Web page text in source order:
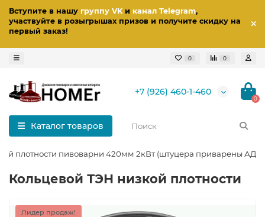
Вступите в нашу группу VKи канал Telegram,
участвуйте в розыгрышах призов и получите скидку на
первый заказ!
0 0
+7 (926) 460-1-460
0
Каталог товаров
плотности пивоварни 420мм 2кВт (штуцера приварены АДС)
Кольцевой ТЭН низкой плотности
Лидер продаж!